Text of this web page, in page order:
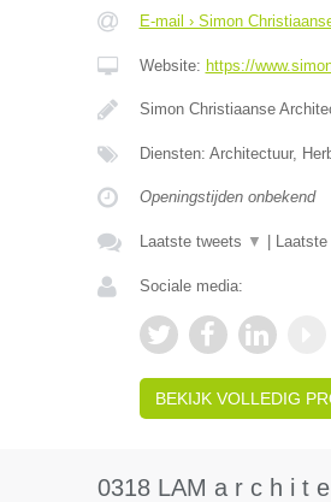
E-mail › Simon
Website: https://
Simon Christiaanse
Diensten: Architectuur,
Openingstijden onbekend
Laatste tweets ▼
Sociale media:
BEKIJK VOLLEDIG
0318 LAM a r c h i t